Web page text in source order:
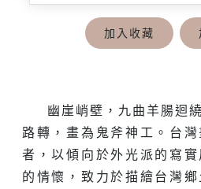
加入收藏
幽崖峭壁，九曲羊腸迴
路轉，畫為鬼斧神工。台
者，以傾向於外光派的寫
的情懷，致力於描繪台灣